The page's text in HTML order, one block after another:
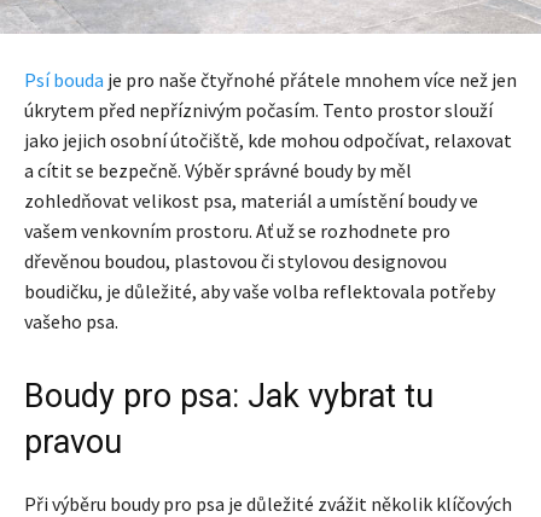
Psí bouda je pro naše čtyřnohé přátele mnohem více než jen
úkrytem před nepříznivým počasím. Tento prostor slouží
jako jejich osobní útočiště, kde mohou odpočívat, relaxovat
a cítit se bezpečně. Výběr správné boudy by měl
zohledňovat velikost psa, materiál a umístění boudy ve
vašem venkovním prostoru. Ať už se rozhodnete pro
dřevěnou boudou, plastovou či stylovou designovou
boudičku, je důležité, aby vaše volba reflektovala potřeby
vašeho psa.
Boudy pro psa: Jak vybrat tu
pravou
Při výběru boudy pro psa je důležité zvážit několik klíčových